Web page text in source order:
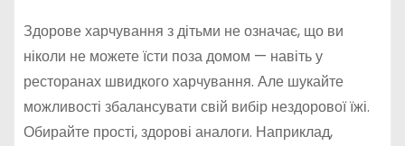
Здорове харчування з дітьми не означає, що ви
ніколи не можете їсти поза домом — навіть у
ресторанах швидкого харчування. Але шукайте
можливості збалансувати свій вибір нездорової їжі.
Обирайте прості, здорові аналоги. Наприклад,